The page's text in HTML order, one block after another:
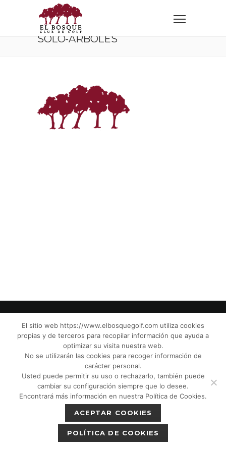
Home
0000-Full Width Slider 2 -INICIO
solo-arboles
SOLO-ARBOLES
© El Bosque Club de Golf |Aviso Legal|
Política de Privacidad| Política de Cookies
Política de devoluciones|
Protección de Menores CPM”|
El sitio web https://www.elbosquegolf.com utiliza cookies
propias y de terceros para recopilar información que ayuda a
optimizar su visita nuestra web.
No se utilizarán las cookies para recoger información de
carácter personal.
Usted puede permitir su uso o rechazarlo, también puede
cambiar su configuración siempre que lo desee.
Encontrará más información en nuestra Política de Cookies.
ACEPTAR COOKIES
POLÍTICA DE COOKIES